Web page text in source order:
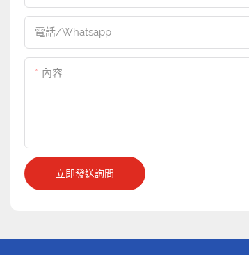
電話/whatsapp
內容
立即發送詢問